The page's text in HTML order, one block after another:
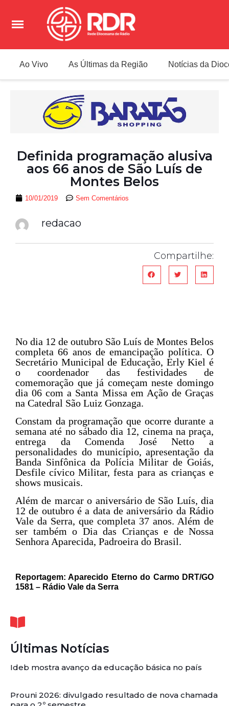
Ao Vivo As Últimas da Região Notícias da
Definida programação alusiva
aos 66 anos de São Luís de
Montes Belos
10/01/2019 Sem Comentários
redacao
Compartilhe:
No dia 12 de outubro São Luís de Montes Belos
completa 66 anos de emancipação política. O
Secretário Municipal de Educação, Erly Kiel é
o coordenador das festividades de
comemoração que já começam neste domingo
dia 06 com a Santa Missa em Ação de Graças
na Catedral São Luiz Gonzaga.
Constam da programação que ocorre durante a
semana até no sábado dia 12, cinema na praça,
entrega da Comenda José Netto a
personalidades do município, apresentação da
Banda Sinfônica da Polícia Militar de Goiás,
Desfile cívico Militar, festa para as crianças e
shows musicais.
Além de marcar o aniversário de São Luís, dia
12 de outubro é a data de aniversário da Rádio
Vale da Serra, que completa 37 anos. Além de
ser também o Dia das Crianças e de Nossa
Senhora Aparecida, Padroeira do Brasil.
Reportagem: Aparecido Eterno do Carmo DRT/GO
1581 – Rádio Vale da Serra
Últimas Notícias
Ideb mostra avanço da educação básica no país
Prouni 2026: divulgado resultado de nova chamada